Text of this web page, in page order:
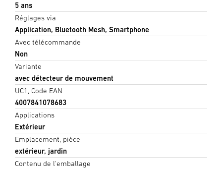
5 ans
Réglages via
Application, Bluetooth Mesh, Smartphone
Avec télécommande
Non
Variante
avec détecteur de mouvement
UC1, Code EAN
4007841078683
Applications
Extérieur
Emplacement, pièce
extérieur, jardin
Contenu de l'emballage